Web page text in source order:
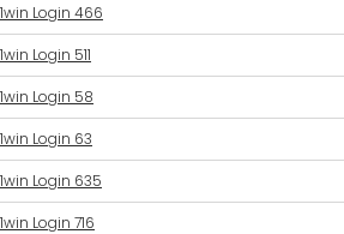
1win Login 466
1win Login 511
1win Login 58
1win Login 63
1win Login 635
1win Login 716